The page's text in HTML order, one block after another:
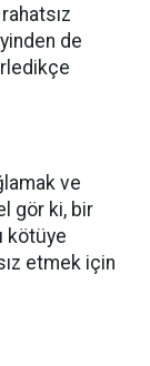
de
ve
gör ki, bir
kötüye
etmek için